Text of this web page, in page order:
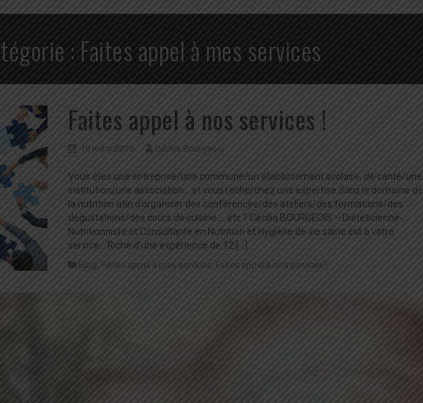
: Faites appel à mes services
Faites appel à nos services !
19 mars 2018 Cécilia Bourgeois
Vous êtes une entreprise/une commune/un établissement scolaire, de santé/une
institution/une association….et vous recherchez une expertise dans le domaine de
la nutrition afin d’organiser des conférences/des ateliers/des formations/des
dégustations/des cours de cuisine…. etc ? Cécilia BOURGEOIS – Diététicienne-
Nutritionniste et Consultante en Nutrition et Hygiène de vie saine est à votre
service… Riche d’une expérience de 12 […]
Blog, Faites appel à mes services Faites appel à nos services !